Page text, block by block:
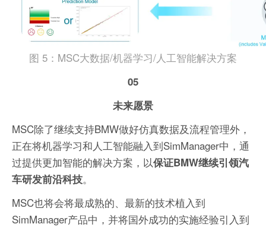
图 5：MSC大数据/机器学习/人工智能解决方案
05
未来愿景
MSC除了继续支持BMW做好仿真数据及流程管理外，
正在将机器学习和人工智能融入到SimManager中，通
过提供更加智能的解决方案，以保证BMW继续引领汽
车研发前沿科技。
MSC也将会将最成熟的、最新的技术植入到
SimManager产品中，并将国外成功的实施经验引入到